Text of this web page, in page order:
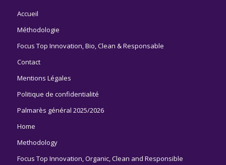
Accueil
Méthodologie
Focus Top Innovation, Bio, Clean & Responsable
Contact
Mentions Légales
Politique de confidentialité
Palmarès général 2025/2026
Home
Methodology
Focus Top Innovation, Organic, Clean and Responsible